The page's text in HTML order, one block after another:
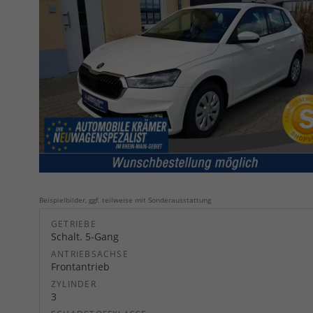
Beispielbilder, ggf. teilweise mit Sonderausstattung
GETRIEBE
Schalt. 5-Gang
ANTRIEBSACHSE
Frontantrieb
ZYLINDER
3